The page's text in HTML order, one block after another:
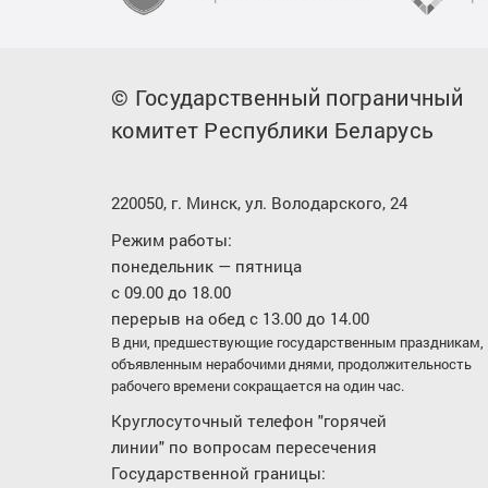
© Государственный пограничный
комитет Республики Беларусь
220050, г. Минск, ул. Володарского, 24
Режим работы:
понедельник — пятница
с 09.00 до 18.00
перерыв на обед с 13.00 до 14.00
В дни, предшествующие государственным праздникам,
объявленным нерабочими днями, продолжительность
рабочего времени сокращается на один час.
Круглосуточный телефон "горячей
линии" по вопросам пересечения
Государственной границы: